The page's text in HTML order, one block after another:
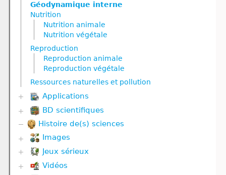
Géodynamique interne
Nutrition
Nutrition animale
Nutrition végétale
Reproduction
Reproduction animale
Reproduction végétale
Ressources naturelles et pollution
Applications
Biodiversité
Communication hormonale
Communication nerveuse
Corps humain
Défense immunitaire
Divers
Evolution
BD scientifiques
Biodiversité
Corps humain
Divers
Evolution
Géodynamique externe et Climat
Histoire de(s) sciences
Images
Corps humain
Jeux sérieux
Biodiversité
Vidéos